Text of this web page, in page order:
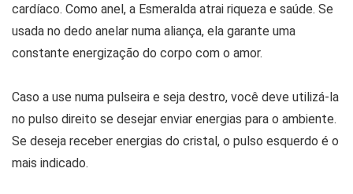
cardíaco. Como anel, a Esmeralda atrai riqueza e saúde. Se
usada no dedo anelar numa aliança, ela garante uma
constante energização do corpo com o amor.
Caso a use numa pulseira e seja destro, você deve utilizá-la
no pulso direito se desejar enviar energias para o ambiente.
Se deseja receber energias do cristal, o pulso esquerdo é o
mais indicado.